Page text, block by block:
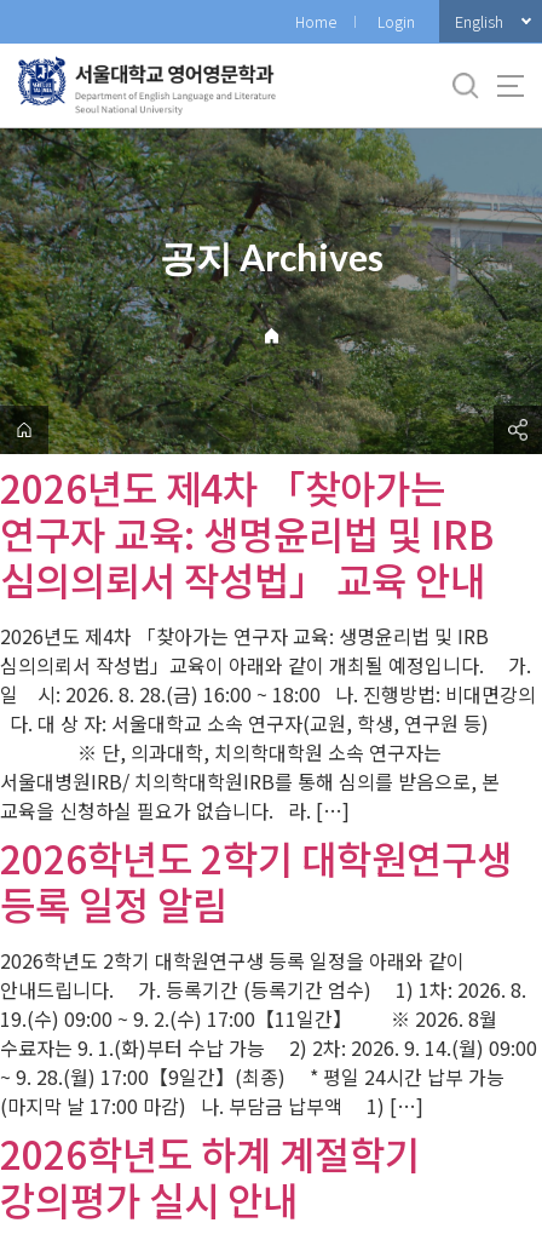
로
메
뉴
Home Login English
공지 Archives
2026년도 제4차 「찾아가는
연구자 교육: 생명윤리법 및 IRB
심의의뢰서 작성법」 교육 안내
2026년도 제4차 「찾아가는 연구자 교육: 생명윤리법 및 IRB
심의의뢰서 작성법」교육이 아래와 같이 개최될 예정입니다. 가.
일 시: 2026. 8. 28.(금) 16:00 ~ 18:00 나. 진행방법: 비대면강의
다. 대 상 자: 서울대학교 소속 연구자(교원, 학생, 연구원 등)
※ 단, 의과대학, 치의학대학원 소속 연구자는
서울대병원IRB/ 치의학대학원IRB를 통해 심의를 받음으로, 본
교육을 신청하실 필요가 없습니다. 라. […]
2026학년도 2학기 대학원연구생
등록 일정 알림
2026학년도 2학기 대학원연구생 등록 일정을 아래와 같이
안내드립니다. 가. 등록기간 (등록기간 엄수) 1) 1차: 2026. 8.
19.(수) 09:00 ~ 9. 2.(수) 17:00【11일간】 ※ 2026. 8월
수료자는 9. 1.(화)부터 수납 가능 2) 2차: 2026. 9. 14.(월) 09:00
~ 9. 28.(월) 17:00【9일간】(최종) * 평일 24시간 납부 가능
(마지막 날 17:00 마감) 나. 부담금 납부액 1) […]
2026학년도 하계 계절학기
강의평가 실시 안내